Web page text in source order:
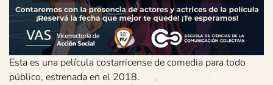
Esta es una película costarricense de comedia para todo
público, estrenada en el 2018.